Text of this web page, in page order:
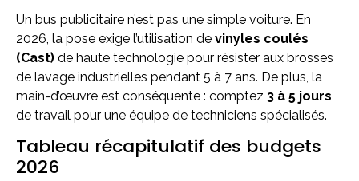
Un bus publicitaire n’est pas une simple voiture. En
2026, la pose exige l’utilisation de vinyles coulés
(Cast) de haute technologie pour résister aux brosses
de lavage industrielles pendant 5 à 7 ans. De plus, la
main-d’œuvre est conséquente : comptez 3 à 5 jours
de travail pour une équipe de techniciens spécialisés.
Tableau récapitulatif des budgets
2026